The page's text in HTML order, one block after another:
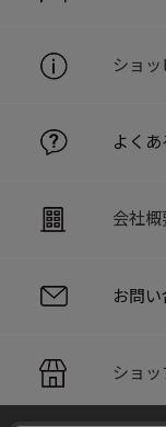
ショ
よくあ
会社
お問
ショッ